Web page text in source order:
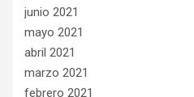
junio 2021
mayo 2021
abril 2021
marzo 2021
febrero 2021